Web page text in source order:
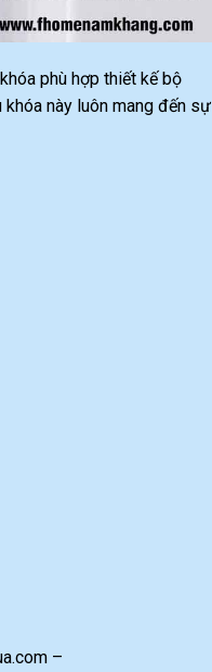
phù hợp thiết kế bộ
này luôn mang đến sự
–